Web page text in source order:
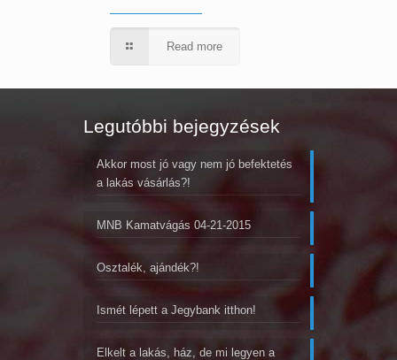
Read more
Legutóbbi bejegyzések
Akkor most jó vagy nem jó befektetés
a lakás vásárlás?!
MNB Kamatvágás 04-21-2015
Osztalék, ajándék?!
Ismét lépett a Jegybank itthon!
Elkelt a lakás, ház, de mi legyen a